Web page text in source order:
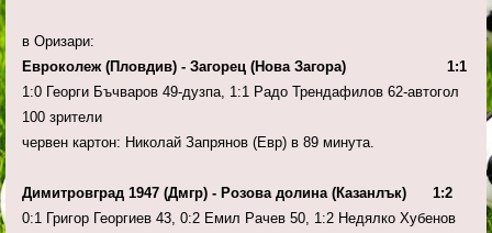
в Оризари:
Евроколеж (Пловдив) - Загорец (Нова Загора) 1:1
1:0 Георги Бъчваров 49-дузпа, 1:1 Радо Трендафилов 62-автогол
100 зрители
червен картон: Николай Запрянов (Евр) в 89 минута.
Димитровград 1947 (Дмгр) - Розова долина (Казанлък) 1:2
0:1 Григор Георгиев 43, 0:2 Емил Рачев 50, 1:2 Недялко Хубенов